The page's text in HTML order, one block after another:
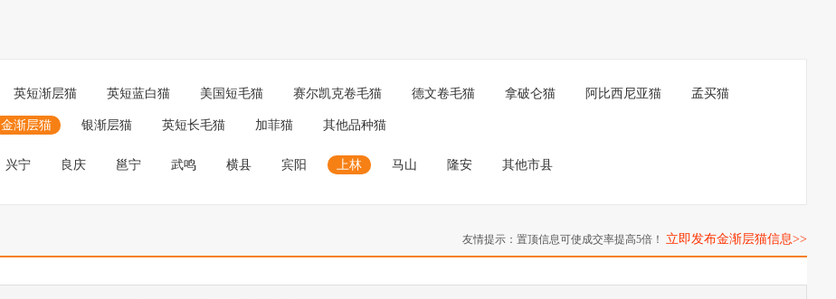
英短渐层猫 英短蓝白猫 美国短毛猫 赛尔凯克卷毛猫 德文卷毛猫 拿破仑猫 阿比西尼亚猫 孟买猫
金渐层猫 银渐层猫 英短长毛猫 加菲猫 其他品种猫
兴宁 良庆 邕宁 武鸣 横县 宾阳 上林 马山 隆安 其他市县
友情提示：置顶信息可使成交率提高5倍！ 立即发布金渐层猫信息>>